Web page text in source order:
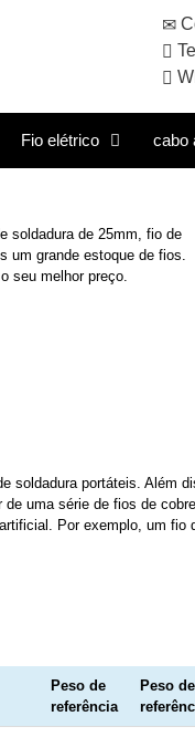
Fio elétrico cabo
soldadura de 25mm, fio de
um grande estoque de fios.
seu melhor preço.
soldadura portáteis. Além
uma série de fios de cobre
Por exemplo, um fio
Peso de
referência
Peso de